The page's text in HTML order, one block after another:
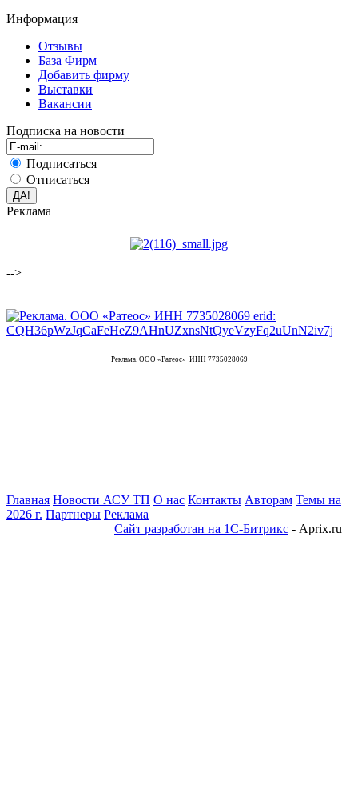
Информация
Отзывы
База Фирм
Добавить фирму
Выставки
Вакансии
Подписка на новости
Подписаться
Отписаться
Реклама
-->
Реклама. ООО «Ратеос» ИНН 7735028069
Главная Новости АСУ ТП О нас Контакты Авторам Темы на
2026 г. Партнеры Реклама
Сайт разработан на 1С-Битрикс - Aprix.ru